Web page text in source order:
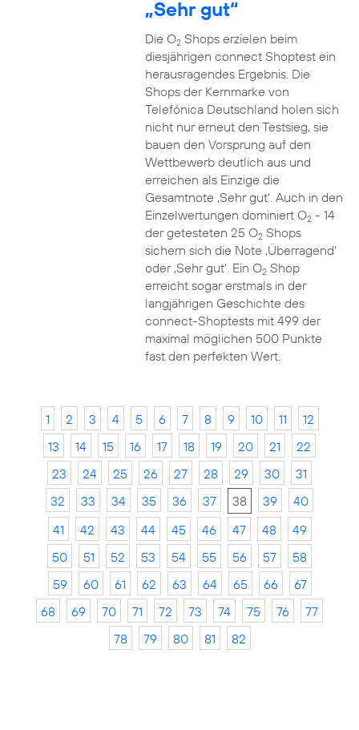
„Sehr gut“
Die O2Shops erzielen beim
diesjährigen connect Shoptest ein
herausragendes Ergebnis. Die
Shops der Kernmarke von
Telefónica Deutschland holen sich
nicht nur erneut den Testsieg, sie
bauen den Vorsprung auf den
Wettbewerb deutlich aus und
erreichen als Einzige die
Gesamtnote ‚Sehr gut‘. Auch in den
Einzelwertungen dominiert O2- 14
der getesteten 25 O2Shops
sichern sich die Note ‚Überragend‘
oder ‚Sehr gut‘. Ein O2Shop
erreicht sogar erstmals in der
langjährigen Geschichte des
connect-Shoptests mit 499 der
maximal möglichen 500 Punkte
fast den perfekten Wert.
1 2 3 4 5 6 7 8 9 10 11
12
13
14 15 16 17 18 19 20 21
22
23
24 25 26 27 28 29 30
31
32
33 34 35 36 37 38 39
40
41
42 43 44 45 46 47 48
49
50
51 52 53 54 55 56 57
58
59
60 61 62 63 64 65 66
67
68
69 70 71 72 73 74 75 76
77
78
79 80 81 82